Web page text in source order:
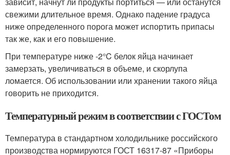
свежими длительное время. Однако падение градуса
ниже определенного порога может испортить припасы
так же, как и его повышение.
При температуре ниже -2°C белок яйца начинает
замерзать, увеличиваться в объеме, и скорлупа
ломается. Об использовании или хранении такого яйца
говорить не приходится.
Температурный режим в соответствии с ГОСТом
Температура в стандартном холодильнике российского
производства нормируются ГОСТ 16317-87 «Приборы